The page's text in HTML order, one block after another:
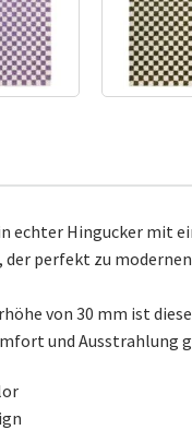
echter Hingucker mit
perfekt zu
von 30 mm ist
und Ausstrahlung